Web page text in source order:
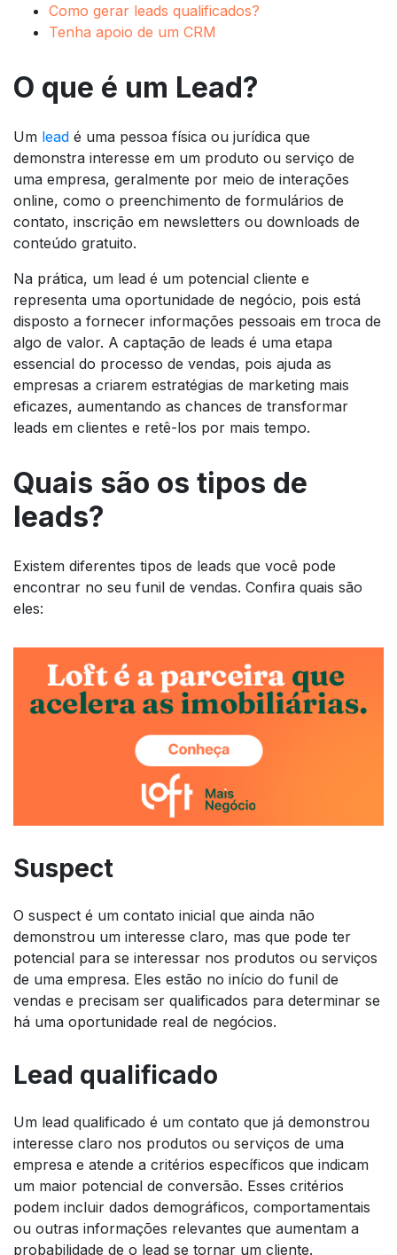
Como gerar leads qualificados?
Tenha apoio de um CRM
O que é um Lead?
Um lead é uma pessoa física ou jurídica que
demonstra interesse em um produto ou serviço de
uma empresa, geralmente por meio de interações
online, como o preenchimento de formulários de
contato, inscrição em newsletters ou downloads de
conteúdo gratuito.
Na prática, um lead é um potencial cliente e
representa uma oportunidade de negócio, pois está
disposto a fornecer informações pessoais em troca de
algo de valor. A captação de leads é uma etapa
essencial do processo de vendas, pois ajuda as
empresas a criarem estratégias de marketing mais
eficazes, aumentando as chances de transformar
leads em clientes e retê-los por mais tempo.
Quais são os tipos de
leads?
Existem diferentes tipos de leads que você pode
encontrar no seu funil de vendas. Confira quais são
eles:
Suspect
O suspect é um contato inicial que ainda não
demonstrou um interesse claro, mas que pode ter
potencial para se interessar nos produtos ou serviços
de uma empresa. Eles estão no início do funil de
vendas e precisam ser qualificados para determinar se
há uma oportunidade real de negócios.
Lead qualificado
Um lead qualificado é um contato que já demonstrou
interesse claro nos produtos ou serviços de uma
empresa e atende a critérios específicos que indicam
um maior potencial de conversão. Esses critérios
podem incluir dados demográficos, comportamentais
ou outras informações relevantes que aumentam a
probabilidade de o lead se tornar um cliente.